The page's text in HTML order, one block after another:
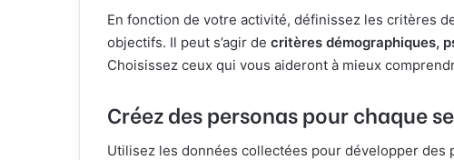
En fonction de votre activité, définissez les critères
objectifs. Il peut s’agir de critères démographiques,
Choisissez ceux qui vous aideront à mieux
Créez des personas pour chaque
Utilisez les données collectées pour développer